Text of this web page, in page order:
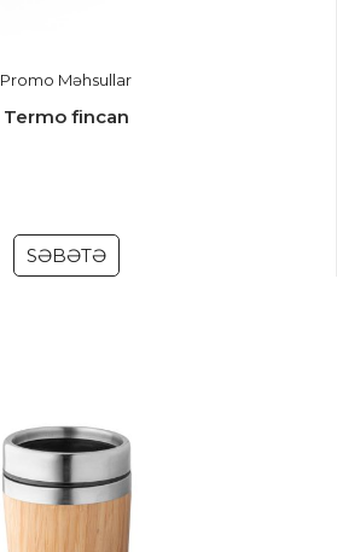
Promo Məhsullar
Termo fincan
SƏBƏTƏ